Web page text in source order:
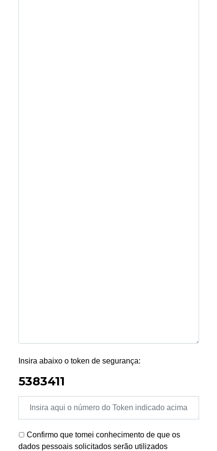
Insira abaixo o token de segurança:
5383411
Confirmo que tomei conhecimento de que os
dados pessoais solicitados serão utilizados